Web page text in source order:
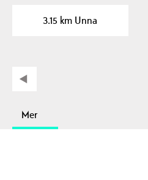
3.15 km Unna
Mer